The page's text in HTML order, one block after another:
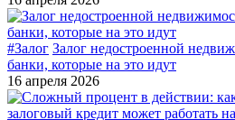
#Залог Залог недостроенной
банки, которые на это идут
16 апреля 2026